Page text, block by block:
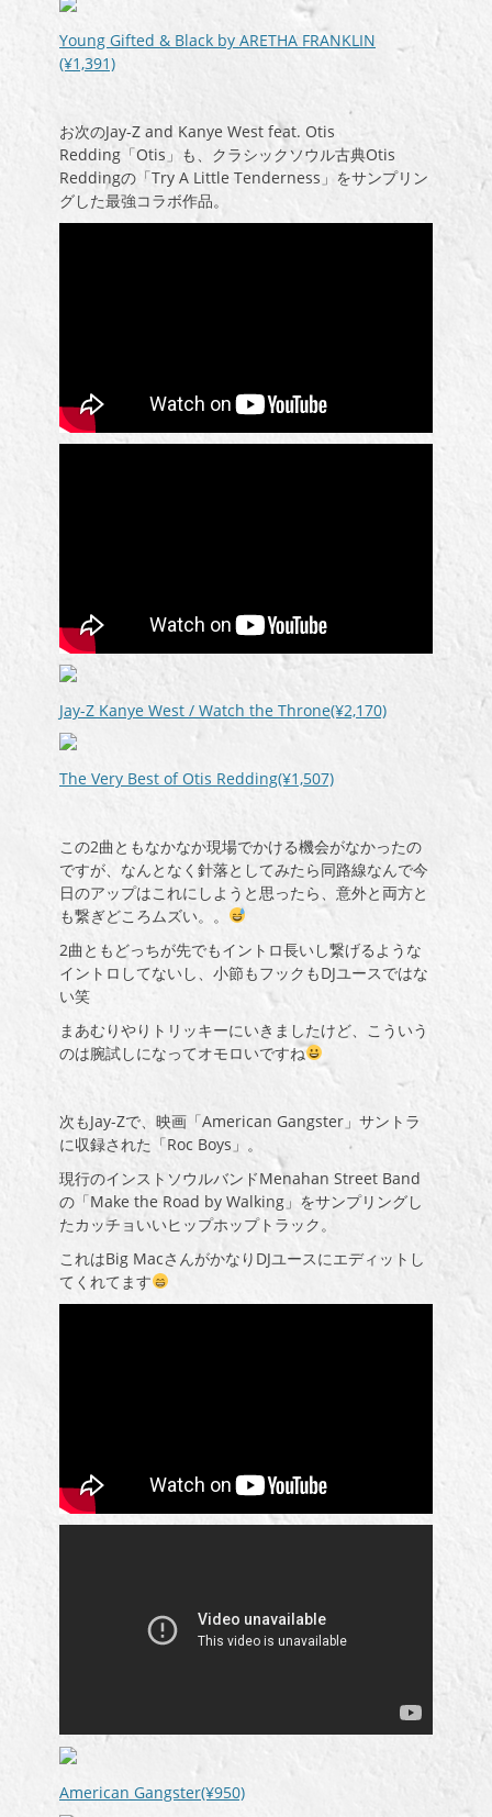
Young Gifted & Black by ARETHA FRANKLIN
(¥1,391)
お次のJay-Z and Kanye West feat. Otis
Redding「Otis」も、クラシックソウル古典Otis
Reddingの「Try A Little Tenderness 」をサンプリン
グした最強コラボ作品。
Jay-Z Kanye West / Watch the Throne(¥2,170)
The Very Best of Otis Redding(¥1,507)
この2曲ともなかなか現場でかける機会がなかったの
ですが、なんとなく針落としてみたら同路線なんで今
日のアップはこれにしようと思ったら、意外と両方と
も繋ぎどころムズい。。
2曲ともどっちが先でもイントロ長いし繋げるような
イントロしてないし、小節もフックもDJユースではな
い笑
まあむりやりトリッキーにいきましたけど、こういう
のは腕試しになってオモロいですね
次もJay-Zで、映画「American Gangster」サントラ
に収録された「Roc Boys」。
現行のインストソウルバンドMenahan Street Band
の「Make the Road by Walking」をサンプリングし
たカッチョいいヒップホップトラック。
これはBig MacさんがかなりDJユースにエディットし
てくれてます
American Gangster(¥950)